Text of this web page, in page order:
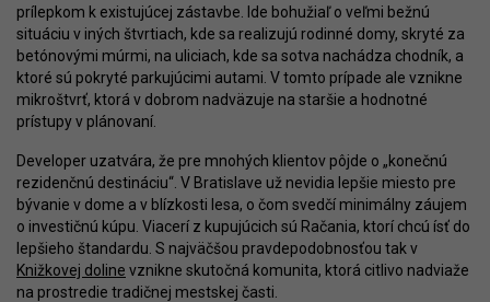
prílepkom k existujúcej zástavbe. Ide bohužiaľ o veľmi bežnú
situáciu v iných štvrtiach, kde sa realizujú rodinné domy, skryté za
betónovými múrmi, na uliciach, kde sa sotva nachádza chodník, a
ktoré sú pokryté parkujúcimi autami. V tomto prípade ale vznikne
mikroštvrť, ktorá v dobrom nadväzuje na staršie a hodnotné
prístupy v plánovaní.
Developer uzatvára, že pre mnohých klientov pôjde o „konečnú
rezidenčnú destináciu“. V Bratislave už nevidia lepšie miesto pre
bývanie v dome a v blízkosti lesa, o čom svedčí minimálny záujem
o investičnú kúpu. Viacerí z kupujúcich sú Račania, ktorí chcú ísť do
lepšieho štandardu. S najväčšou pravdepodobnosťou tak v
Knižkovej doline vznikne skutočná komunita, ktorá citlivo nadviaže
na prostredie tradičnej mestskej časti.